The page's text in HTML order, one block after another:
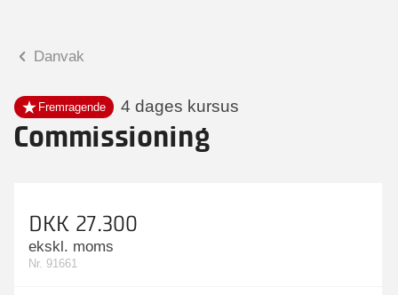
Danvak
Fremragende 4 dages kursus
Commissioning
DKK 27.300
ekskl. moms
Nr. 91661